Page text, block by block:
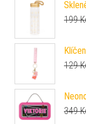
199
129
349